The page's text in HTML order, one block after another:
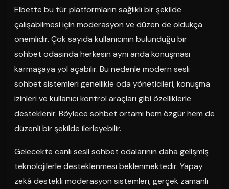
Elbette bu tür platformların sağlıklı bir şekilde
çalışabilmesi için moderasyon ve düzen de oldukça
önemlidir. Çok sayıda kullanıcının bulunduğu bir
sohbet odasında herkesin aynı anda konuşması
karmaşaya yol açabilir. Bu nedenle modern sesli
sohbet sistemleri genellikle oda yöneticileri, konuşma
izinleri ve kullanıcı kontrol araçları gibi özelliklerle
desteklenir. Böylece sohbet ortamı hem özgür hem de
düzenli bir şekilde ilerleyebilir.
Gelecekte canlı sesli sohbet odalarının daha gelişmiş
teknolojilerle desteklenmesi beklenmektedir. Yapay
zekâ destekli moderasyon sistemleri, gerçek zamanlı